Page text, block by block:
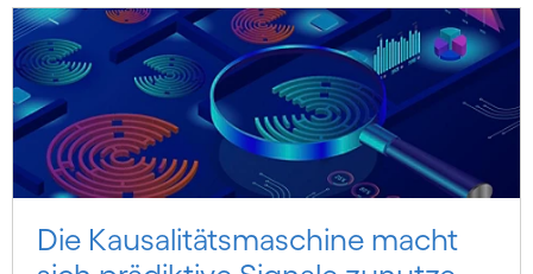
Die Kausalitätsmaschine macht